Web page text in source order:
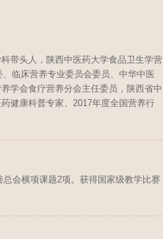
带头人，陕西中医药大学食品卫生学营
临床营养专业委员会委员、中华中医
学会食疗营养分会主任委员，陕西省中
健康科普专家、2017年度全国营养行
会横项课题2项。获得国家级教学比赛